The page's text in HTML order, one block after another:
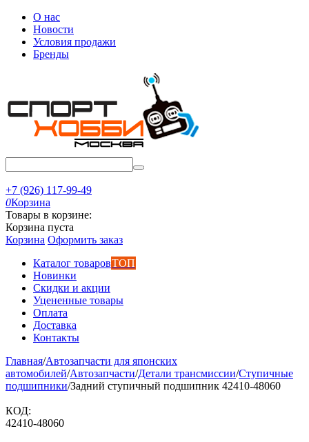
О нас
Новости
Условия продажи
Бренды
+7 (926) 117-99-49
0Корзина
Товары в корзине:
Корзина пуста
Корзина Оформить заказ
Каталог товаровТОП
Новинки
Скидки и акции
Уцененные товары
Оплата
Доставка
Контакты
Главная/Автозапчасти для японских
автомобилей/Автозапчасти/Детали трансмиссии/Ступичные
подшипники/Задний ступичный подшипник 42410-48060
КОД:
42410-48060